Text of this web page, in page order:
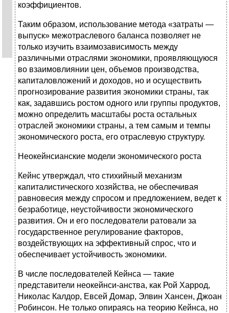
коэффициентов.
Таким образом, использование метода «затраты —
выпуск» межотраслевого баланса позволяет не
только изучить взаимозависимость между
различными отраслями экономики, проявляющуюся
во взаимовлиянии цен, объемов производства,
капиталовложений и доходов, но и осуществить
прогнозирование развития экономики страны, так
как, задавшись ростом одного или группы продуктов,
можно определить масштабы роста остальных
отраслей экономики страны, а тем самым и темпы
экономического роста, его отраслевую структуру.
Неокейнсианские модели экономического роста
Кейнс утверждал, что стихийный механизм
капиталистического хозяйства, не обеспечивая
равновесия между спросом и предложением, ведет к
безработице, неустойчивости экономического
развития. Он и его последователи ратовали за
государственное регулирование факторов,
воздействующих на эффективный спрос, что и
обеспечивает устойчивость экономики.
В числе последователей Кейнса — такие
представители неокейнси-анства, как Рой Харрод,
Николас Калдор, Евсей Домар, Элвин Хансен, Джоан
Робинсон. Не только опираясь на теорию Кейнса, но